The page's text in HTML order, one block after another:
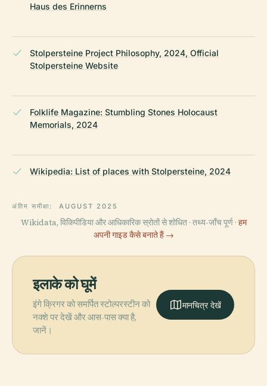
Haus des Erinnerns
Stolpersteine Project Philosophy, 2024, Official
Stolpersteine Website
Folklife Magazine: Stumbling Stones Holocaust
Memorials, 2024
Wikipedia: List of places with Stolpersteine, 2024
अंतिम समीक्षा: AUGUST 2025
Wikidata, विकिपीडिया और आधिकारिक स्रोतों से शोधित · तथ्य-जाँच पूर्ण · हम
अपनी गाइड कैसे बनाते हैं →
इलाके को घूमें
इंगे क्रिगर को समर्पित स्टोल्परस्टीन को
नक्शे पर देखें और आस-पास क्या है,
जानें।
मानचित्र देखें